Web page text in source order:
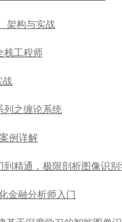
精通，极限剖析图像识
融分析师入门
于深度学习的智能图像
实践
Tuning（DSI系列Ⅳ)
语义分割
的安装与部署